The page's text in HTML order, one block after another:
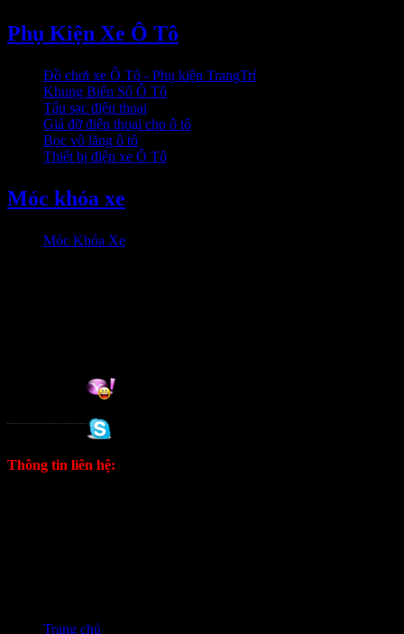
Phụ Kiện Xe Ô Tô
Đồ chơi xe Ô Tô - Phụ kiện TrangTrí
Khung Biển Số Ô Tô
Tẩu sạc điện thoại
Giá đỡ điện thoại cho ô tô
Bọc vô lăng ô tô
Thiết bị điện xe Ô Tô
Móc khóa xe
Móc Khóa Xe
Thông tin liên hệ:
Trang chủ